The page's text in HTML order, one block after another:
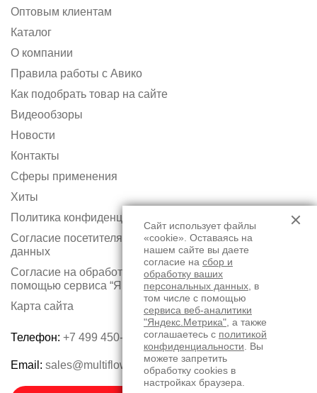
Оптовым клиентам
Каталог
О компании
Правила работы с Авико
Как подобрать товар на сайте
Видеообзоры
Новости
Контакты
Сферы применения
Хиты
Политика конфиденциальности
Согласие посетителя сайта на обработку персональных
данных
Согласие на обработку персональных данных с
помощью сервиса “Яндекс.Метрика”
Карта сайта
Телефон: +7 499 450-75-50
Email: sales@multiflow.ru
Сайт использует файлы
«cookie». Оставаясь на
нашем сайте вы даете
согласие на сбор и
обработку ваших
персональных данных , в
том числе с помощью
сервиса веб-аналитики
"Яндекс.Метрика" , а также
соглашаетесь с политикой
конфиденциальности . Вы
можете запретить
обработку cookies в
настройках браузера.